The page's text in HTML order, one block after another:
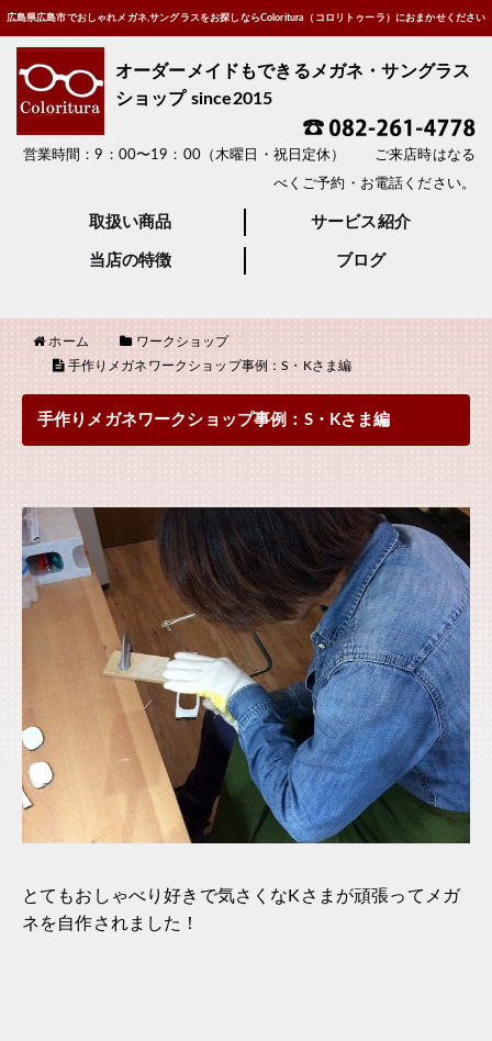
広島県広島市でおしゃれメガネ,サングラスをお探しならColoritura（コロリトゥーラ）におまかせください
オーダーメイドもできるメガネ・サングラス
ショップ since2015
営業時間：9：00〜19：00（木曜日・祝日定休） ご来店時はなる
べくご予約・お電話ください。
取扱い商品 サービス紹介
当店の特徴 ブログ
ホーム
ワークショップ
手作りメガネワークショップ事例：S・Kさま編
手作りメガネワークショップ事例：S・Kさま編
とてもおしゃべり好きで気さくなKさまが頑張ってメガ
ネを自作されました！